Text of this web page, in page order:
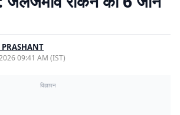
09:41 AM (IST)
विज्ञापन